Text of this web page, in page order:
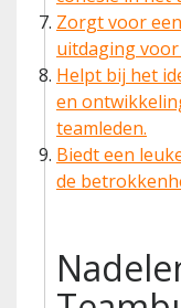
Zorgt voor
uitdaging voor
Helpt bij het
en
teamleden.
Biedt een
de